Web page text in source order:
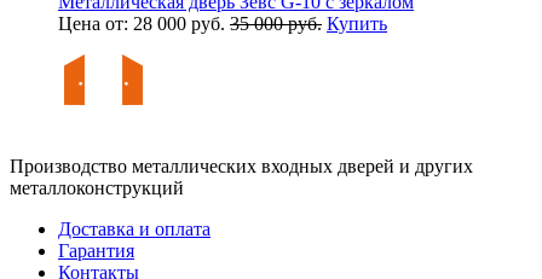
Цена от: 28 000 руб. 35 000 руб. Купить
Производство металлических входных дверей и других
металлоконструкций
Доставка и оплата
Гарантия
Контакты